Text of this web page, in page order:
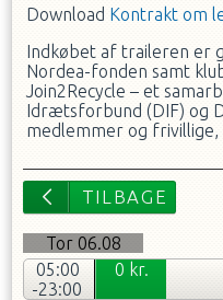
Download Kontrakt om
Indkøbet af traileren er
Nordea-fonden samt
Join2Recycle – et
Idrætsforbund (DIF) og
medlemmer og
Tor 06.08
05:00
-23:00
0 kr.